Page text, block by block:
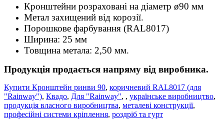
Кронштейни розраховані на діаметр ø90 мм
Метал захищений від корозії.
Порошкове фарбування (RAL8017)
Ширина: 25 мм
Товщина метала: 2,50 мм.
Продукція продається напряму від виробника.
Купити Кронштейн ринви 90, коричневий RAL8017 (для
"Rainway"), Квадо, Для "Rainway", , українське виробництво,
продукція власного виробництва, металеві конструкції,
професійні системи кріплення, роздріб та гурт